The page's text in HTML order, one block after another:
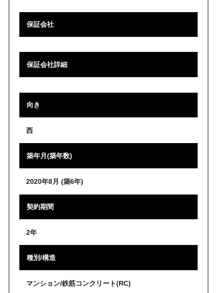
保証会社
保証会社詳細
向き
西
築年月(築年数)
2020年8月 (築6年)
契約期間
2年
種別/構造
マンション/鉄筋コンクリート(RC)